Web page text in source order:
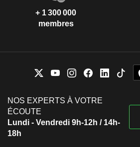
+ 1 300 000
membres
NOS EXPERTS À VOTRE
ÉCOUTE
Lundi - Vendredi 9h-12h / 14h-
18h